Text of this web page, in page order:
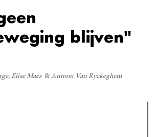
blijven"
Elise Maes Antoon Van Ryckeghem